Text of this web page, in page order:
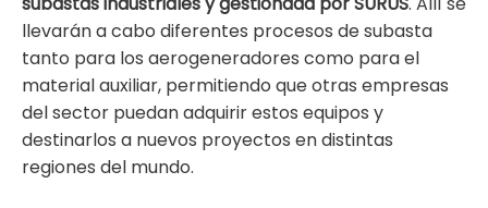
llevarán a cabo diferentes procesos de subasta
tanto para los aerogeneradores como para el
material auxiliar, permitiendo que otras empresas
del sector puedan adquirir estos equipos y
destinarlos a nuevos proyectos en distintas
regiones del mundo.